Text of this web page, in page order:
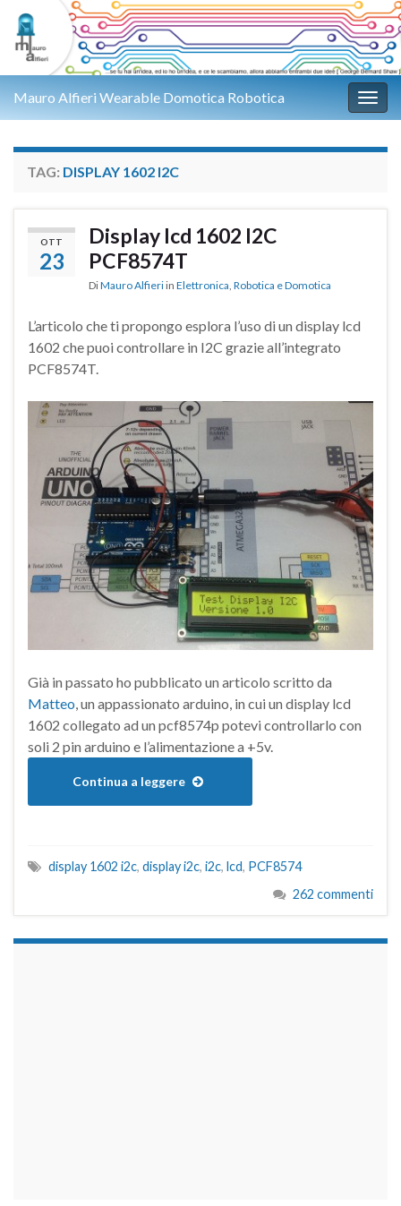
Mauro Alfieri Wearable Domotica Robotica
TAG: DISPLAY 1602 I2C
OTT
23
Display lcd 1602 I2C
PCF8574T
DiMauro Alfieri in Elettronica, Robotica e Domotica
L’articolo che ti propongo esplora l’uso di un display lcd
1602 che puoi controllare in I2C grazie all’integrato
PCF8574T.
Già in passato ho pubblicato un articolo scritto da
Matteo, un appassionato arduino, in cui un display lcd
1602 collegato ad un pcf8574p potevi controllarlo con
soli 2 pin arduino e l’alimentazione a +5v.
Continua a leggere
display 1602 i2c, display i2c, i2c, lcd, PCF8574
262 commenti